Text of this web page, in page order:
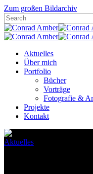
Zum großen Bildarchiv
Aktuelles
Über mich
Portfolio
Bücher
Vorträge
Fotografie &
Projekte
Kontakt
Aktuelles